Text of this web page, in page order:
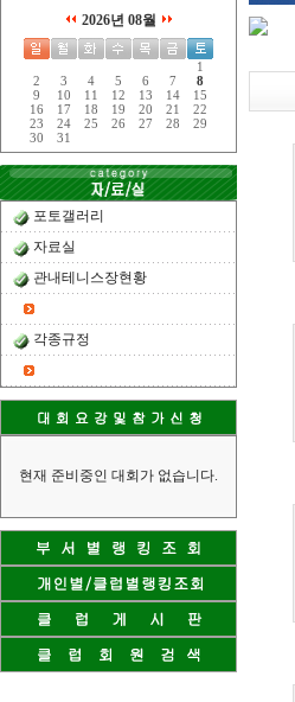
2026년 08월
1
2
3 4 5 6 7
8
9
10 11 12 13 14
15
16
17 18 19 20 21
22
23
24 25 26 27 28
29
30
31
포토갤러리
자료실
관내테니스장현황
각종규정
현재 준비중인 대회가 없습니다.